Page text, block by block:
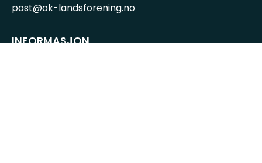
post@ok-landsforening.no
INFORMASJON